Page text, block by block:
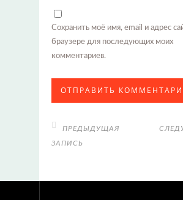
Сохранить моё имя, email и адрес
браузере для последующих моих
комментариев.
ПРЕДЫДУЩАЯ
ЗАПИСЬ